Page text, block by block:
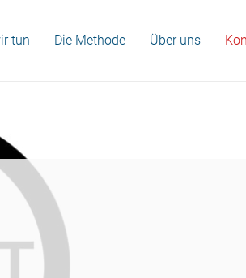
tun Die Methode Über uns